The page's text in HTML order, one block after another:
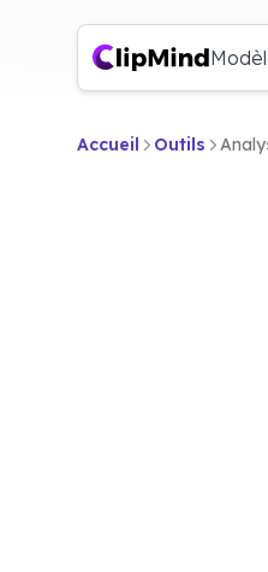
Accueil Outils